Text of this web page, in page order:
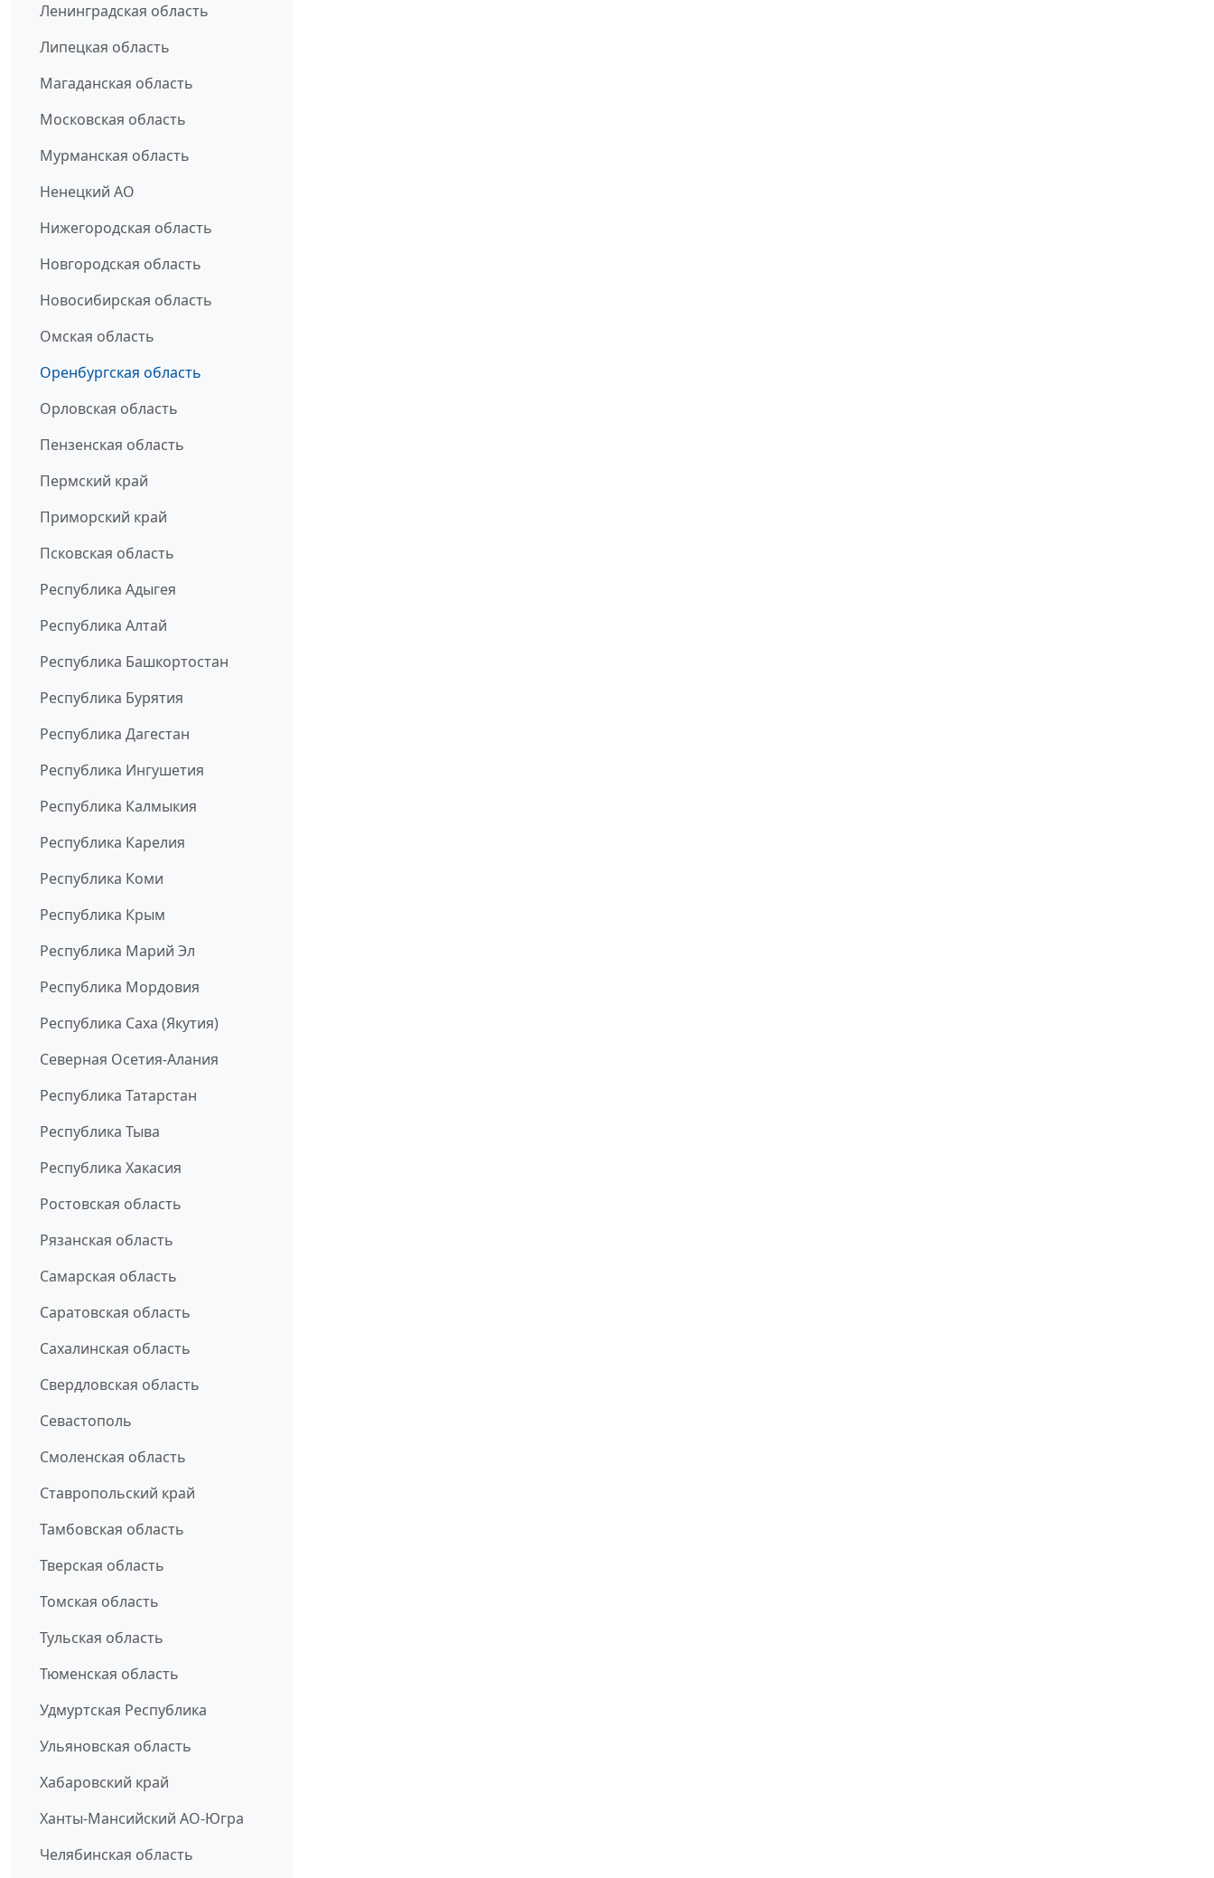
Ленинградская область
Липецкая область
Магаданская область
Московская область
Мурманская область
Ненецкий АО
Нижегородская область
Новгородская область
Новосибирская область
Омская область
Оренбургская область
Орловская область
Пензенская область
Пермский край
Приморский край
Псковская область
Республика Адыгея
Республика Алтай
Республика Башкортостан
Республика Бурятия
Республика Дагестан
Республика Ингушетия
Республика Калмыкия
Республика Карелия
Республика Коми
Республика Крым
Республика Марий Эл
Республика Мордовия
Республика Саха (Якутия)
Северная Осетия-Алания
Республика Татарстан
Республика Тыва
Республика Хакасия
Ростовская область
Рязанская область
Самарская область
Саратовская область
Сахалинская область
Свердловская область
Севастополь
Смоленская область
Ставропольский край
Тамбовская область
Тверская область
Томская область
Тульская область
Тюменская область
Удмуртская Республика
Ульяновская область
Хабаровский край
Ханты-Мансийский АО-Югра
Челябинская область